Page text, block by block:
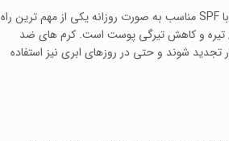
استفاده از کرم‌ های ضد آفتاب با SPF مناسب به صورت روزانه یکی از مهم‌ ترین راه‌
تیره و کاهش تیرگی پوست است. کرم‌ های ضد
تجدید شوند و حتی در روزهای ابری نیز استفاده